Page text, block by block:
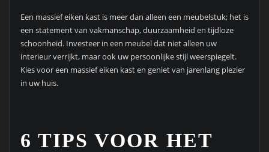
Een massief eiken kast is meer dan alleen een meubelstuk; het is
een statement van vakmanschap, duurzaamheid en tijdloze
schoonheid. Investeer in een meubel dat niet alleen uw
interieur verrijkt, maar ook uw persoonlijke stijl weerspiegelt.
Kies voor een massief eiken kast en geniet van jarenlang plezier
in uw huis.
6 TIPS VOOR HET